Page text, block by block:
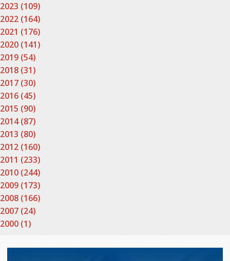
2023 (109)
2022 (164)
2021 (176)
2020 (141)
2019 (54)
2018 (31)
2017 (30)
2016 (45)
2015 (90)
2014 (87)
2013 (80)
2012 (160)
2011 (233)
2010 (244)
2009 (173)
2008 (166)
2007 (24)
2000 (1)